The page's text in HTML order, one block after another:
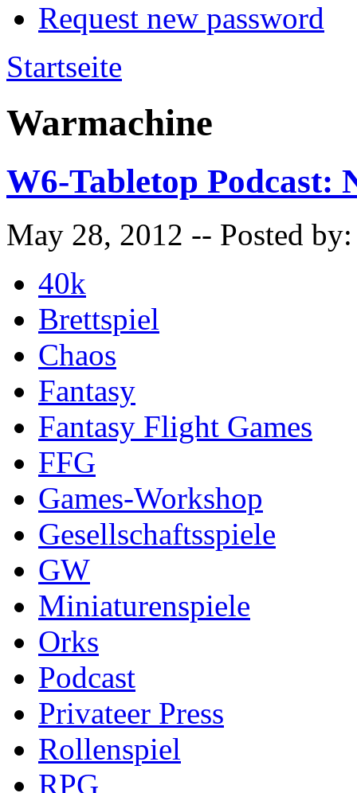
Request new password
Startseite
Warmachine
W6-Tabletop Podcast:
May 28, 2012 -- Posted
40k
Brettspiel
Chaos
Fantasy
Fantasy Flight Games
FFG
Games-Workshop
Gesellschaftsspiele
GW
Miniaturenspiele
Orks
Podcast
Privateer Press
Rollenspiel
RPG